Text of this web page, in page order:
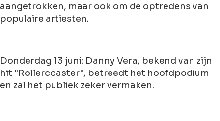
aangetrokken, maar ook om de optredens van
populaire artiesten.
Donderdag 13 juni: Danny Vera, bekend van zijn
hit "Rollercoaster", betreedt het hoofdpodium
en zal het publiek zeker vermaken.